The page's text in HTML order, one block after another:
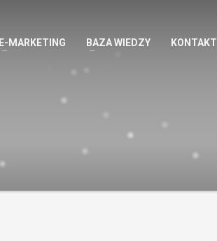
E-MARKETING BAZA WIEDZY KONTAKT